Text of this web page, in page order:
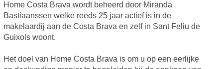
Home Costa Brava wordt beheerd door Miranda
Bastiaanssen welke reeds 25 jaar actief is in de
makelaardij aan de Costa Brava en zelf in Sant Feliu de
Guixols woont.
Het doel van Home Costa Brava is om u op een eerlijke